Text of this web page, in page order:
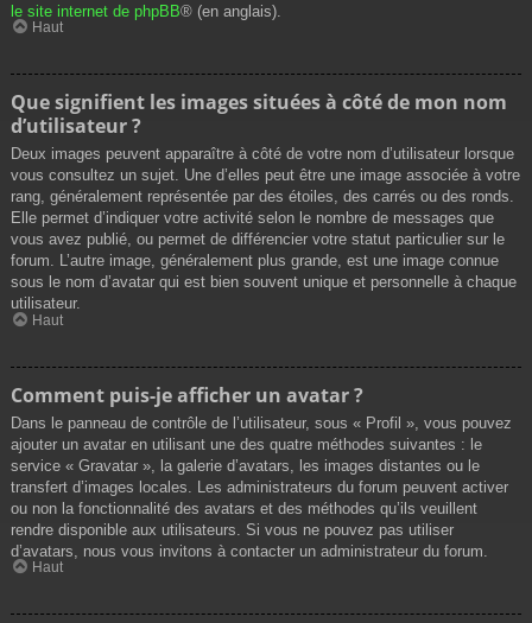
le site internet de phpBB® (en anglais).
Haut
Que signifient les images situées à côté de mon nom
d’utilisateur ?
Deux images peuvent apparaître à côté de votre nom d’utilisateur lorsque
vous consultez un sujet. Une d’elles peut être une image associée à votre
rang, généralement représentée par des étoiles, des carrés ou des ronds.
Elle permet d’indiquer votre activité selon le nombre de messages que
vous avez publié, ou permet de différencier votre statut particulier sur le
forum. L’autre image, généralement plus grande, est une image connue
sous le nom d’avatar qui est bien souvent unique et personnelle à chaque
utilisateur.
Haut
Comment puis-je afficher un avatar ?
Dans le panneau de contrôle de l’utilisateur, sous « Profil », vous pouvez
ajouter un avatar en utilisant une des quatre méthodes suivantes : le
service « Gravatar », la galerie d’avatars, les images distantes ou le
transfert d’images locales. Les administrateurs du forum peuvent activer
ou non la fonctionnalité des avatars et des méthodes qu’ils veuillent
rendre disponible aux utilisateurs. Si vous ne pouvez pas utiliser
d’avatars, nous vous invitons à contacter un administrateur du forum.
Haut